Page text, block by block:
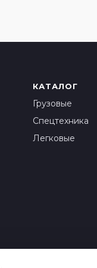
КАТАЛОГ
Грузовые
Спецтехника
Легковые